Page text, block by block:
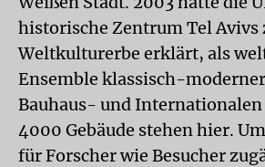
historische Zentrum Tel Avivs
Weltkulturerbe erklärt, als
Ensemble klassisch-
Bauhaus- und
4000 Gebäude stehen hier.
für Forscher wie Besucher